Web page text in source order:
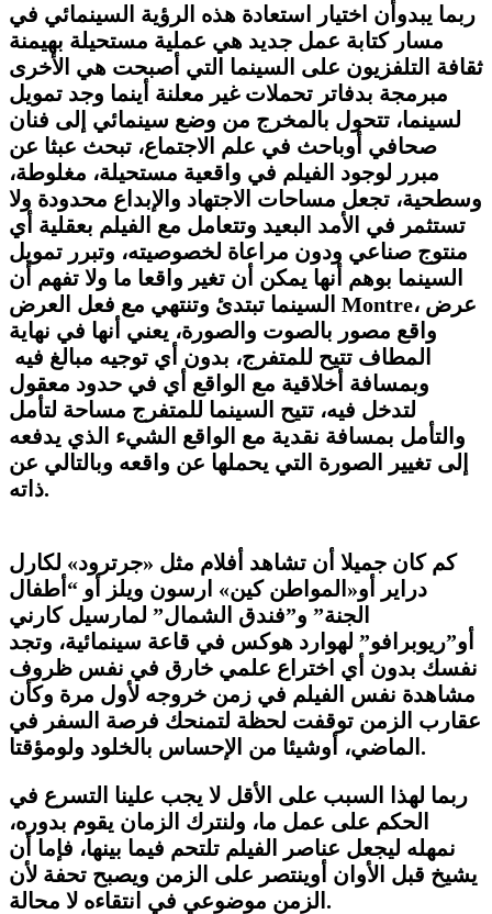
ربما يبدوأن اختيار استعادة هذه الرؤية السينمائي في
مسار كتابة عمل جديد هي عملية مستحيلة بهيمنة
ثقافة التلفزيون على السينما التي أصبحت هي الأخرى
مبرمجة بدفاتر تحملات غير معلنة أينما وجد تمويل
لسينما، تتحول بالمخرج من وضع سينمائي إلى فنان
صحافي أوباحث في علم الاجتماع، تبحث عبثا عن
مبرر لوجود الفيلم في واقعية مستحيلة، مغلوطة،
وسطحية، تجعل مساحات الاجتهاد والإبداع محدودة ولا
تستثمر في الأمد البعيد وتتعامل مع الفيلم بعقلية أي
منتوج صناعي ودون مراعاة لخصوصيته، وتبرر تمويل
السينما بوهم أنها يمكن أن تغير واقعا ما ولا تفهم أن
السينما تبتدئ وتنتهي مع فعل العرض Montre، عرض
واقع مصور بالصوت والصورة، يعني أنها في نهاية
المطاف تتيح للمتفرج، بدون أي توجيه مبالغ فيه
وبمسافة أخلاقية مع الواقع أي في حدود معقول
لتدخل فيه، تتيح السينما للمتفرج مساحة لتأمل
والتأمل بمسافة نقدية مع الواقع الشيء الذي يدفعه
إلى تغيير الصورة التي يحملها عن واقعه وبالتالي عن
ذاته.
كم كان جميلا أن تشاهد أفلام مثل «جرترود» لكارل
دراير أو«المواطن كين» ارسون ويلز أو “أطفال
الجنة” و”فندق الشمال” لمارسيل كارني
أو”ريوبرافو” لهوارد هوكس في قاعة سينمائية، وتجد
نفسك بدون أي اختراع علمي خارق في نفس ظروف
مشاهدة نفس الفيلم في زمن خروجه لأول مرة وكأن
عقارب الزمن توقفت لحظة لتمنحك فرصة السفر في
الماضي، أوشيئا من الإحساس بالخلود ولومؤقتا.
ربما لهذا السبب على الأقل لا يجب علينا التسرع في
الحكم على عمل ما، ولنترك الزمان يقوم بدوره،
نمهله ليجعل عناصر الفيلم تلتحم فيما بينها، فإما أن
يشيخ قبل الأوان أوينتصر على الزمن ويصبح تحفة لأن
الزمن موضوعي في انتقاءه لا محالة .